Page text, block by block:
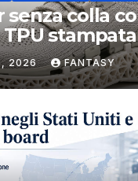
senza colla
2026 FANTASY